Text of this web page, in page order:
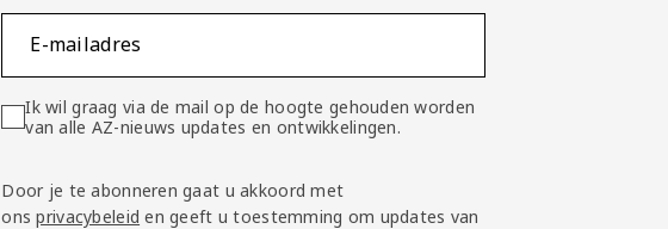
E-mailadres
Ik wil graag via de mail op de hoogte gehouden worden
van alle AZ-nieuws updates en ontwikkelingen.
Door je te abonneren gaat u akkoord met
onsprivacybeleid en geeft u toestemming om updates van